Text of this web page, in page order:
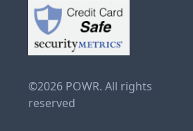
©2026 POWR. All rights
reserved